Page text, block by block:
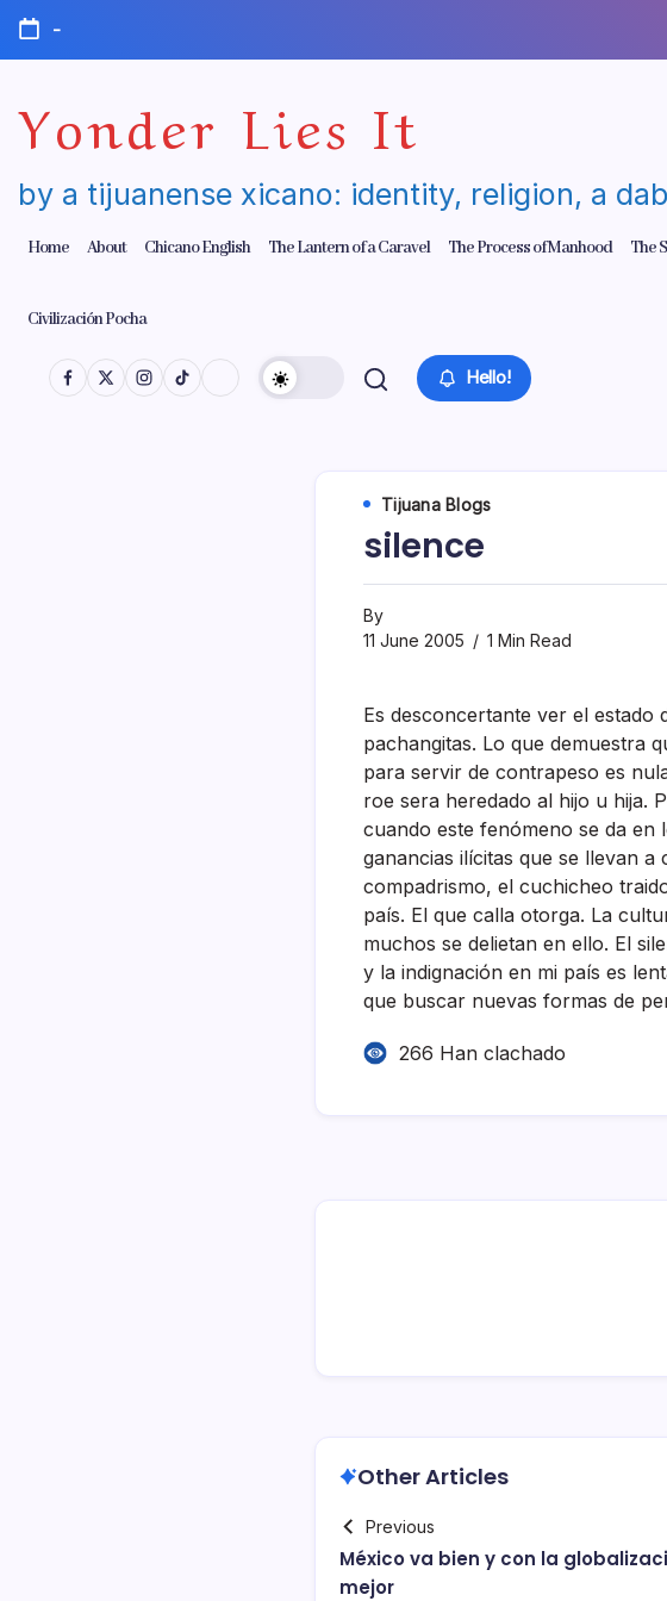
Skip
content
-
Yonder Lies It
by a tijuanense xicano: identity, religion, a
Home About Chicano English The Lantern of a Caravel The Process of Manhood The
Civilización Pocha
Hello!
Tijuana Blogs
silence
By
11 June 2005
1 Min Read
Es desconcertante ver el estado
pachangitas. Lo que demuestra
para servir de contrapeso es
roe sera heredado al hijo u hija.
cuando este fenómeno se da en
ganancias ilí­citas que se llevan
compadrismo, el cuchicheo
paí­s. El que calla otorga. La
muchos se delietan en ello. El
y la indignación en mi paí­s es
que buscar nuevas formas de
266 Han clachado
Other Articles
Previous
México va bien y con la
mejor